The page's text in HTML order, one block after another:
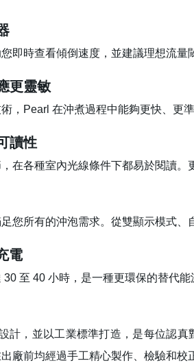
即時查看傾倒速度，並建議理想流量
更靈敏
，Pearl 在沖煮過程中能夠更快、更
讀性
在各種室內光線條件下都易於閱讀。
您所有的沖泡需求。從雙顯示模式、
電
至 40 小時，是一種更環保的替代
計，並以工業標準打造，是每位認
廠前均經過手工精心製作、檢驗和校